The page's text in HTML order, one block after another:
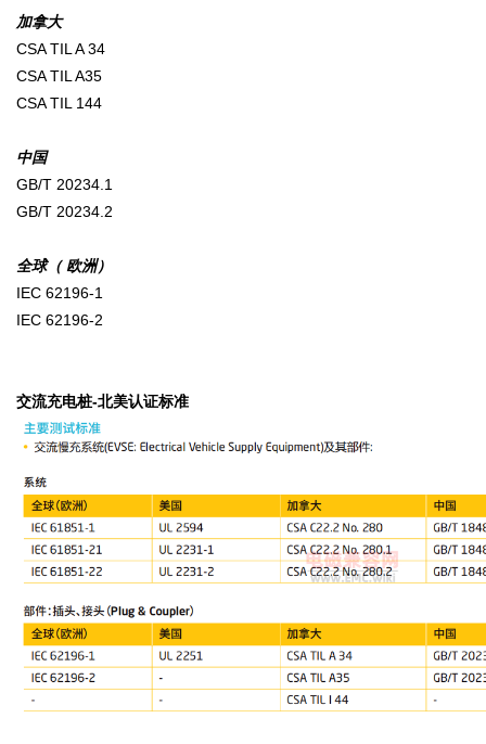
加拿大
CSA TIL A 34
CSA TIL A35
CSA TIL 144
中国
GB/T 20234.1
GB/T 20234.2
全球（ 欧洲）
IEC 62196-1
IEC 62196-2
交流充电桩-北美认证标准